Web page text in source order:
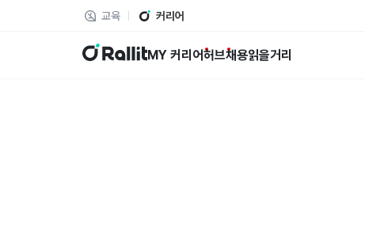
교육 커리어
랠릿 MY 커리어허브채용읽을거리